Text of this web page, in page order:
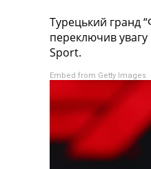
Турніри
Ліга
Англія.
Іспанія.
Ще
Таблиці
Турецький гранд
переключив увагу
Sport.
Embed from Getty Images